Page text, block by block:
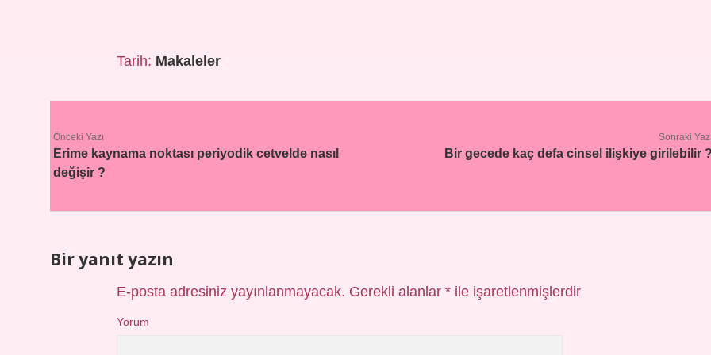
Tarih: Makaleler
Önceki Yazı
Erime kaynama noktası periyodik cetvelde nasıl
değişir ?
Sonraki
Bir gecede kaç defa cinsel ilişkiye girilebilir
Bir yanıt yazın
E-posta adresiniz yayınlanmayacak. Gerekli alanlar *ile işaretlenmişlerdir
Yorum